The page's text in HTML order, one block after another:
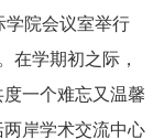
学院会议室举行
在学期初之际，
一个难忘又温馨
岸学术交流中心